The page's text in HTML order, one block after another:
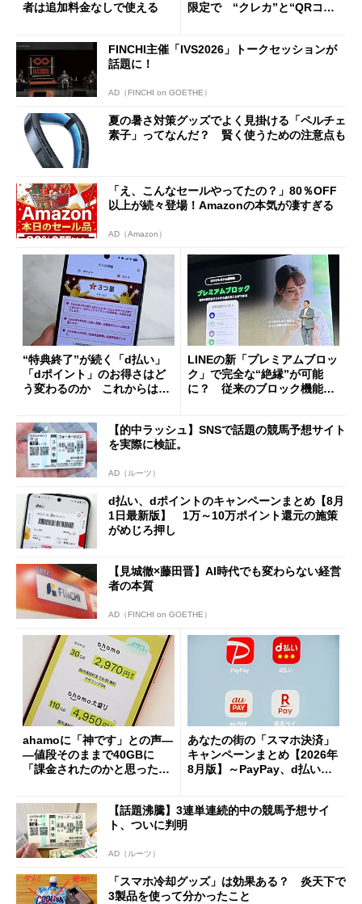
者は追加料金なしで使える
限定で “クレカ”と“QRコー
FINCHI主催「IVS2026」トークセッションが
話題に！
AD（FINCHI on GOETHE）
夏の暑さ対策グッズでよく見掛ける「ペルチェ
素子」ってなんだ？ 賢く使うための注意点も
「え、こんなセールやってたの？」80％OFF
以上が続々登場！Amazonの本気が凄すぎる
AD（Amazon）
“特典終了”が続く「d払い」
「dポイント」のお得さはど
う変わるのか これからは
LINEの新「プレミアムブロッ
ク」で完全な“絶縁”が可能
に？ 従来のブロック機能と
【的中ラッシュ】SNSで話題の競馬予想サイト
を実際に検証。
AD（ルーツ）
d払い、dポイントのキャンペーンまとめ【8月
1日最新版】 1万～10万ポイント還元の施策
がめじろ押し
【見城徹×藤田晋】AI時代でも変わらない経営
者の本質
AD（FINCHI on GOETHE）
ahamoに「神です」との声―
―値段そのままで40GBに
「課金されたのかと思った」
あなたの街の「スマホ決済」
キャンペーンまとめ【2026年
8月版】～PayPay、d払い、a
【話題沸騰】3連単連続的中の競馬予想サイ
ト、ついに判明
AD（ルーツ）
「スマホ冷却グッズ」は効果ある？ 炎天下で
3製品を使って分かったこと